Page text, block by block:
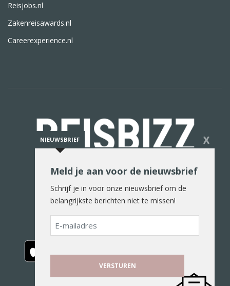
Reisjobs.nl
Zakenreisawards.nl
Careerexperience.nl
De reiswereld in woord en beeld
NIEUWSBRIEF X
Meld je aan voor de nieuwsbrief
Schrijf je in voor onze nieuwsbrief om de
belangrijkste berichten niet te missen!
E-
mailadres